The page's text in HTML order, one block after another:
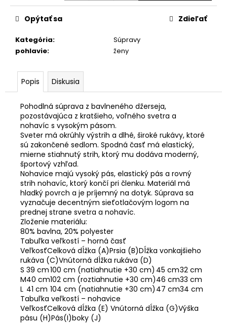
Kategória:
Súpravy
pohlavie: ženy
Opýtať sa Zdieľať
Popis Diskusia
Pohodlná súprava z bavlneného džerseja,
pozostávajúca z kratšieho, voľného svetra a
nohavíc s vysokým pásom.
Sveter má okrúhly výstrih a dlhé, široké rukávy, ktoré
sú zakončené sedlom. Spodná časť má elastický,
mierne stiahnutý strih, ktorý mu dodáva moderný,
športový vzhľad.
Nohavice majú vysoký pás, elastický pás a rovný
strih nohavíc, ktorý končí pri členku. Materiál má
hladký povrch a je príjemný na dotyk. Súprava sa
vyznačuje decentným sieťotlačovým logom na
prednej strane svetra a nohavíc.
Zloženie materiálu:
80% bavlna, 20% polyester
Tabuľka veľkostí – horná časť
VeľkosťCelková dĺžka (A)Prsia (B)Dĺžka vonkajšieho
rukáva (C)Vnútorná dĺžka rukáva (D)
S 39 cm100 cm (natiahnutie +30 cm) 45 cm32 cm
M40 cm102 cm (roztiahnutie +30 cm)46 cm33 cm
L 41 cm 104 cm (natiahnutie +30 cm) 47 cm34 cm
Tabuľka veľkostí – nohavice
VeľkosťCelková dĺžka (E) Vnútorná dĺžka (G)Výška
pásu (H)Pás(I)boky (J)